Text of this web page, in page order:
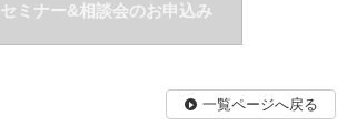
セミナー&相談会のお申込み
一覧ページへ戻る